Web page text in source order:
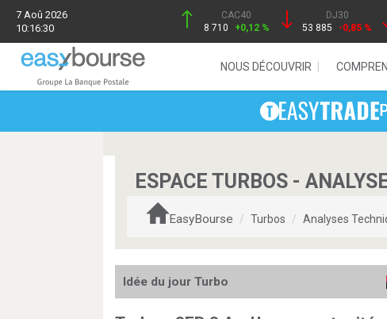
7 Aoû 2026
10:16:30
CAC40
8 710
+0,12 %
DJ30
53 885
-0,85 %
NOUS DÉCOUVRIR
ESPACE TURBOS -
EasyBourse Turbos Analyses
Idée du jour Turbo